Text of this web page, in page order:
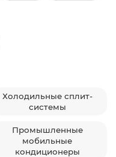
Холодильные сплит-
системы
Промышленные
мобильные
кондиционеры